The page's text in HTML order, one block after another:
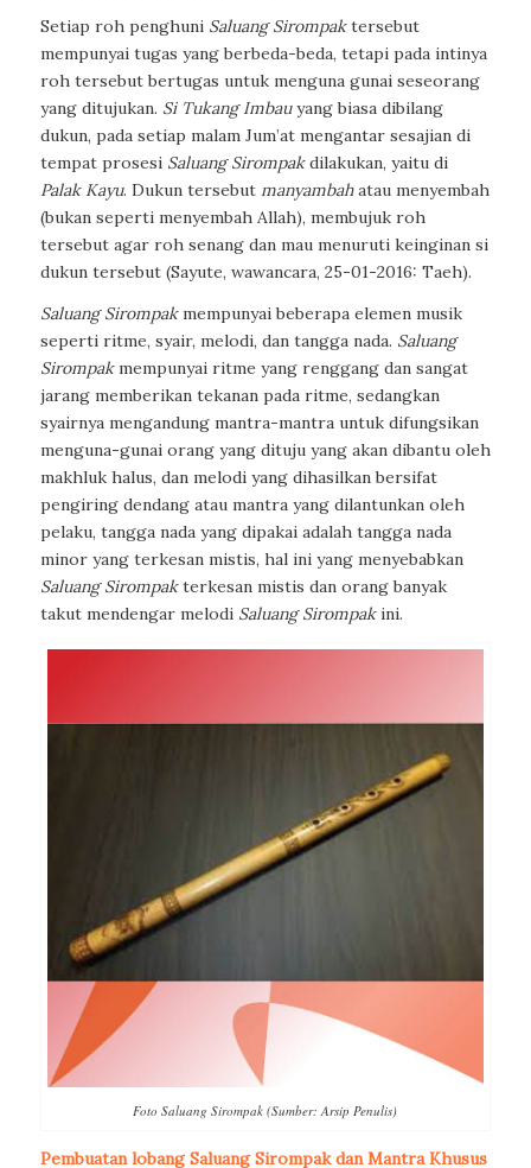
Setiap roh penghuni Saluang Sirompaktersebut
mempunyai tugas yang berbeda-beda, tetapi pada intinya
roh tersebut bertugas untuk menguna gunai seseorang
yang ditujukan. Si Tukang Imbauyang biasa dibilang
dukun, pada setiap malam Jum’at mengantar sesajian di
tempat prosesi Saluang Sirompakdilakukan, yaitu di
Palak Kayu. Dukun tersebut manyambahatau menyembah
(bukan seperti menyembah Allah), membujuk roh
tersebut agar roh senang dan mau menuruti keinginan si
dukun tersebut (Sayute, wawancara, 25-01-2016: Taeh).
Saluang Sirompakmempunyai beberapa elemen musik
seperti ritme, syair, melodi, dan tangga nada. Saluang
Sirompakmempunyai ritme yang renggang dan sangat
jarang memberikan tekanan pada ritme, sedangkan
syairnya mengandung mantra-mantra untuk difungsikan
menguna-gunai orang yang dituju yang akan dibantu oleh
makhluk halus, dan melodi yang dihasilkan bersifat
pengiring dendang atau mantra yang dilantunkan oleh
pelaku, tangga nada yang dipakai adalah tangga nada
minor yang terkesan mistis, hal ini yang menyebabkan
Saluang Sirompakterkesan mistis dan orang banyak
takut mendengar melodi Saluang Sirompakini.
Foto Saluang Sirompak (Sumber: Arsip Penulis)
Pembuatan lobang Saluang Sirompak dan Mantra Khusus